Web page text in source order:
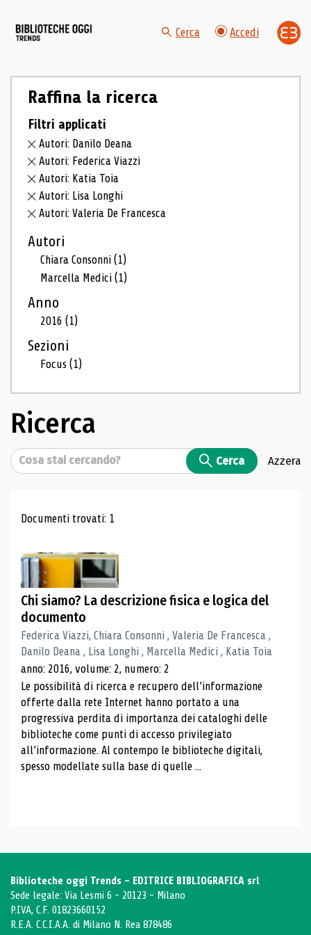
Cerca Accedi
Raffina la ricerca
Filtri applicati
Autori: Danilo Deana
Autori: Federica Viazzi
Autori: Katia Toia
Autori: Lisa Longhi
Autori: Valeria De Francesca
Autori
Chiara Consonni(1)
Marcella Medici(1)
Anno
2016(1)
Sezioni
Focus(1)
Ricerca
Cerca Cerca Azzera
Risultati di ricerca
Documenti trovati: 1
Chi siamo? La descrizione fisica e logica del
documento
Federica Viazzi, Chiara Consonni , Valeria De Francesca ,
Danilo Deana , Lisa Longhi , Marcella Medici , Katia Toia
anno: 2016, volume: 2, numero: 2
Le possibilità di ricerca e recupero dell’informazione
offerte dalla rete Internet hanno portato a una
progressiva perdita di importanza dei cataloghi delle
biblioteche come punti di accesso privilegiato
all’informazione. Al contempo le biblioteche digitali,
spesso modellate sulla base di quelle ...
Biblioteche oggi Trends - EDITRICE BIBLIOGRAFICA srl
Sede legale: Via Lesmi 6 - 20123 - Milano
P.IVA, C.F. 01823660152
R.E.A. C.C.I.A.A. di Milano N. Rea 878486